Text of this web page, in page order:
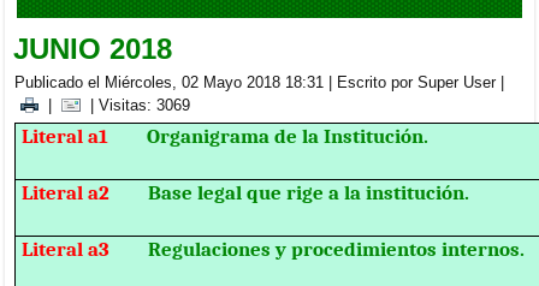
JUNIO 2018
Publicado el Miércoles, 02 Mayo 2018 18:31 | Escrito por Super User|
|
| Visitas: 3069
Literal a1Organigrama de la Institución.
Literal a2Base legal que rige a la institución.
Literal a3Regulaciones y procedimientos internos.